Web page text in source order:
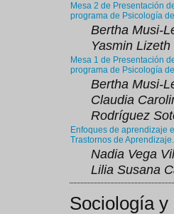
Mesa 2 de Presentación
programa de Psicología
Bertha Musi-
Yasmin
Mesa 1 de Presentación
programa de Psicología
Bertha Musi-
Claudia
Rodríguez
Enfoques de aprendizaje
Trastornos de
Nadia Vega
Lilia Susana
Sociología y